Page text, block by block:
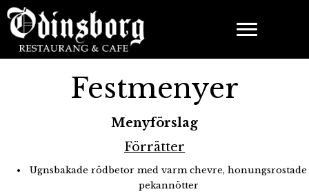
Festmenyer
Menyförslag
Förrätter
Ugnsbakade rödbetor med varm chevre, honungsrostade
pekannötter